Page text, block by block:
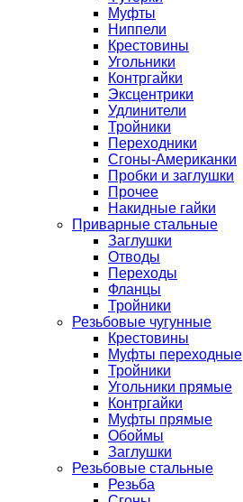
Муфты
Ниппели
Крестовины
Угольники
Контргайки
Эксцентрики
Удлинители
Тройники
Переходники
Сгоны-Американки
Пробки и заглушки
Прочее
Накидные гайки
Приварные стальные
Заглушки
Отводы
Переходы
Фланцы
Тройники
Резьбовые чугунные
Крестовины
Муфты переходные
Тройники
Угольники прямые
Контргайки
Муфты прямые
Обоймы
Заглушки
Резьбовые стальные
Резьба